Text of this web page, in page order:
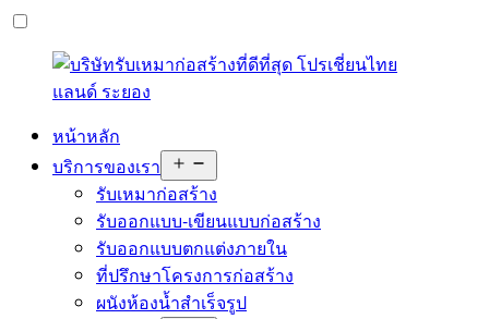
หน้าหลัก
บริการของเรา
menu
รับเหมาก่อสร้าง
รับออกแบบ-เขียนแบบก่อสร้าง
รับออกแบบตกแต่งภายใน
ที่ปรึกษาโครงการก่อสร้าง
ผนังห้องน้ำสำเร็จรูป